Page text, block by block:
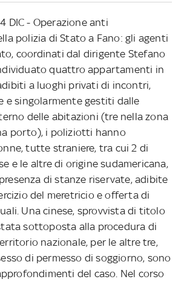
DIC - Operazione anti
polizia di Stato a Fano: gli agenti
coordinati dal dirigente Stefano
quattro appartamenti in
a luoghi privati di incontri,
e singolarmente gestiti dalle
delle abitazioni (tre nella zona
porto), i poliziotti hanno
tutte straniere, tra cui 2 di
e le altre di origine sudamericana,
di stanze riservate, adibite
del meretricio e offerta di
Una cinese, sprovvista di titolo
sottoposta alla procedura di
nazionale, per le altre tre,
di permesso di soggiorno, sono
del caso. Nel corso